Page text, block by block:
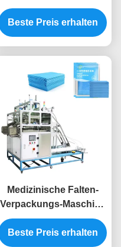
stapelnde Maschinen-
der ersten Hilfe der
Verpackungs-
Beste Preis erhalten
Medizinische Falten-
Verpackungs-Maschine
der Matratzen-SN-180,
die 220v stapelt
Beste Preis erhalten